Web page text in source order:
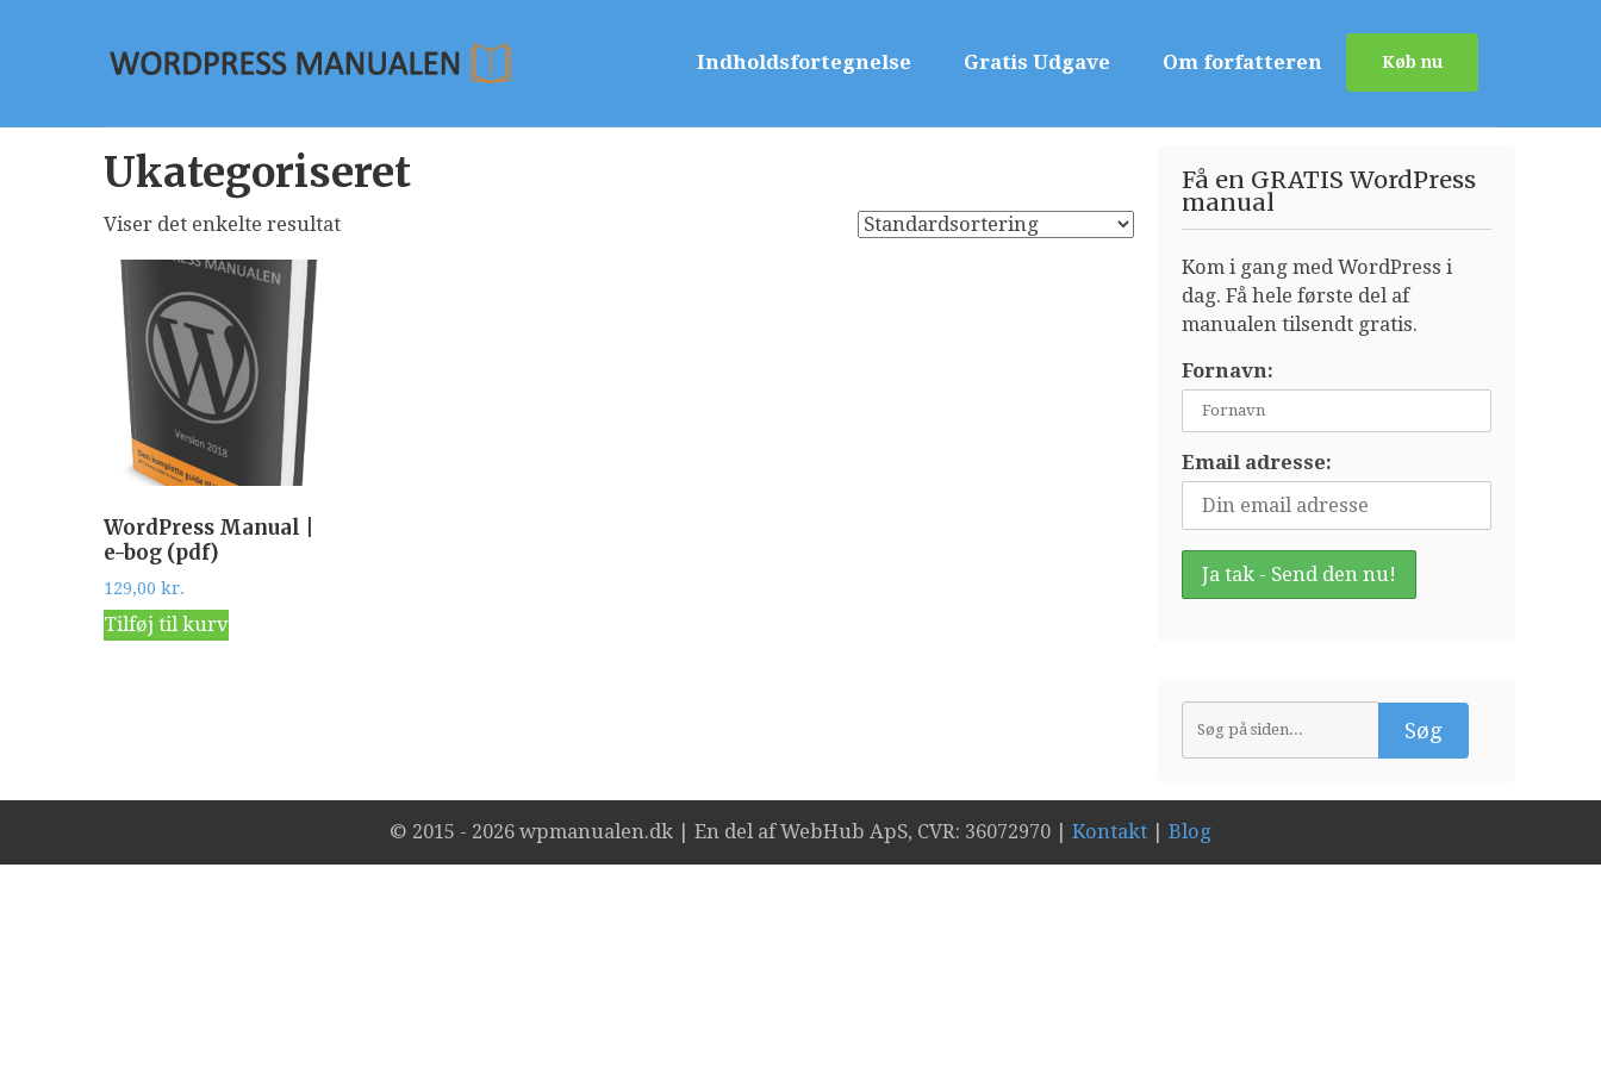
Indholdsfortegnelse Gratis Udgave Om forfatteren Køb nu
Ukategoriseret
Viser det enkelte resultat
WordPress Manual |
e-bog (pdf)
129,00 kr.
Tilføj til kurv
Få en GRATIS WordPress
manual
Kom i gang med WordPress i
dag. Få hele første del af
manualen tilsendt gratis.
Fornavn:
Email adresse:
© 2015 - 2026 wpmanualen.dk | En del af WebHub ApS, CVR: 36072970 | Kontakt Blog